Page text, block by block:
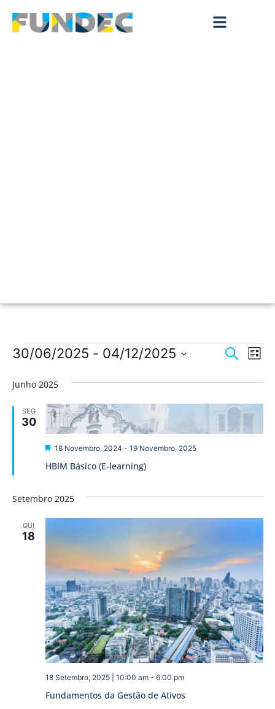
de
e
Pesquisar
de
Lista
30/06/2025 - 04/12/2025
data.
Junho 2025
SEG
30
HBIM Básico (E-learning)
Destaque
18 Novembro, 2024 - 19 Novembro, 2025
Setembro 2025
QUI
18
Fundamentos da Gestão de Ativos
18 Setembro, 2025 | 10:00 am- 6:00 pm